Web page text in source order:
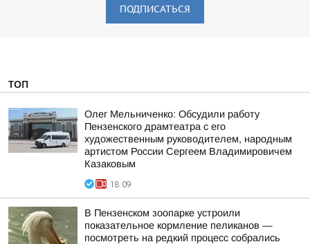
ПОДПИСАТЬСЯ
ТОП
Олег Мельниченко: Обсудили работу
Пензенского драмтеатра с его
художественным руководителем, народным
артистом России Сергеем Владимировичем
Казаковым
18:09
В Пензенском зоопарке устроили
показательное кормление пеликанов —
посмотреть на редкий процесс собрались